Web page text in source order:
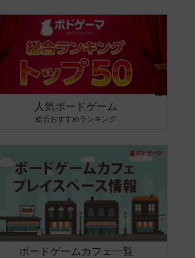
人気ボードゲーム
総合おすすめランキング
ボードゲームカフェ一覧